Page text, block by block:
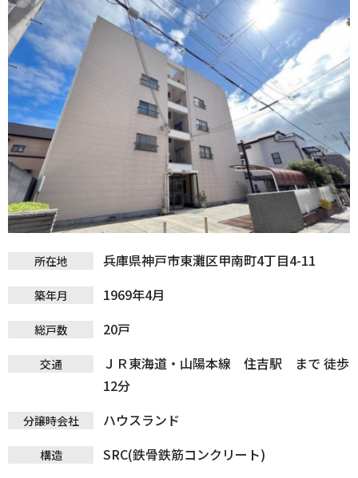
所在地 兵庫県神戸市東灘区甲南町4丁目4-11
築年月 1969年4月
総戸数 20戸
交通
ＪＲ東海道・山陽本線 住吉駅 まで 徒歩
12分
分譲時会社 ハウスランド
構造 SRC(鉄骨鉄筋コンクリート)